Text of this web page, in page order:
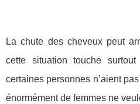
La chute des cheveux peut
cette situation touche
certaines personnes n’aient
énormément de femmes ne